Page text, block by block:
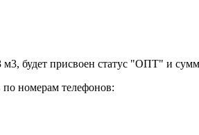
будет присвоен статус "ОПТ" и
номерам телефонов: